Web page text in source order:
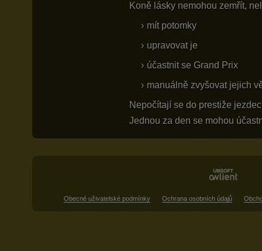
Koně lásky nemohou zemřít,
mít potomky
upravovat je
účastnit se Grand Prix
manuálně zvyšovat jejich
Nepočítají se do prestiže
Jednou za den se mohou
Obecné uživatelské podmínky Ochrana osobních údajů